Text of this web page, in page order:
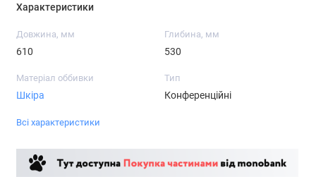
Характеристики
Довжина, мм
610
Глибина, мм
530
Матеріал оббивки
Шкіра
Тип
Конференційні
Всі характеристики